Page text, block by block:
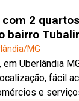
2
bairro
MG
em Uberlândia
fácil
e